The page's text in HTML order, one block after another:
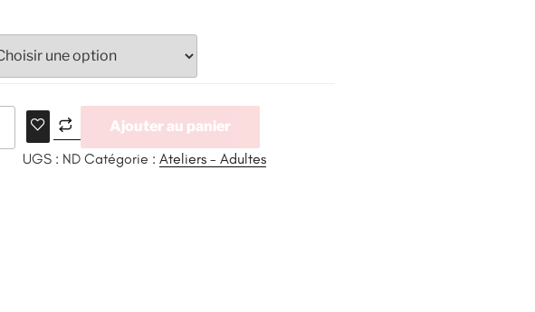
Ajouter au panier
UGS : ND Catégorie :Ateliers - Adultes